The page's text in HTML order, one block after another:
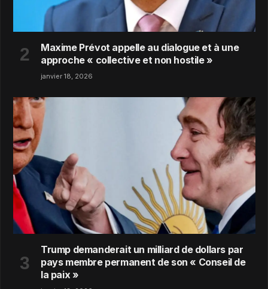
Maxime Prévot appelle au dialogue et à une
approche « collective et non hostile »
janvier 18, 2026
Trump demanderait un milliard de dollars par
pays membre permanent de son « Conseil de
la paix »